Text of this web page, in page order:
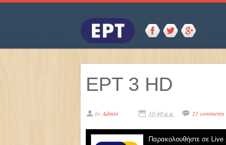
ΕΡΤ 3 HD
byAdmin 10:48 μ.μ. 21 comments
Παρακολουθήστε σε Live